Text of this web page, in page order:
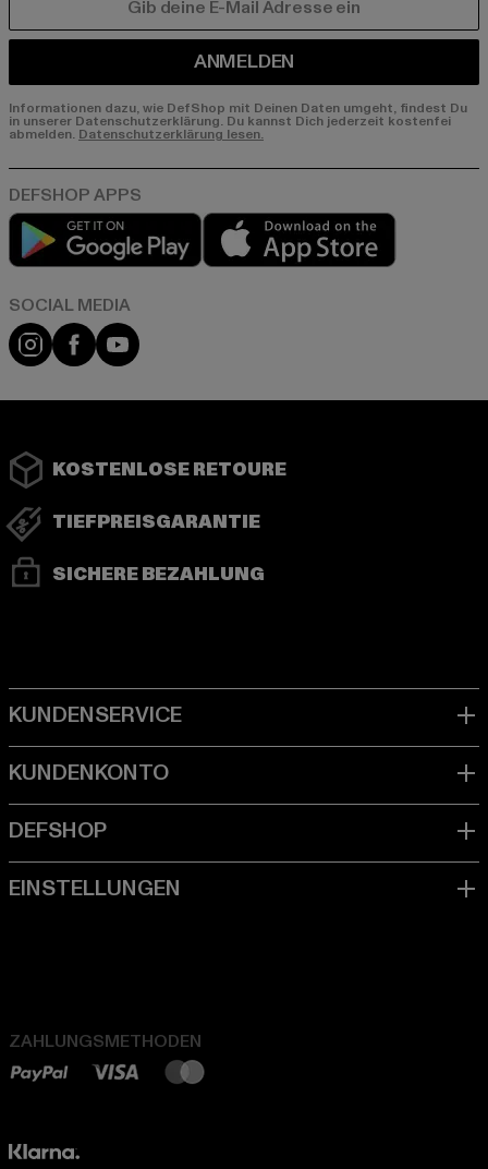
ANMELDEN
Informationen dazu, wie DefShop mit Deinen Daten umgeht, findest Du
in unserer Datenschutzerklärung. Du kannst Dich jederzeit kostenfei
abmelden.Datenschutzerklärung lesen.
Play market
Instagram
FacebookYouTube
KOSTENLOSE RETOURE
TIEFPREISGARANTIE
SICHERE BEZAHLUNG
ZAHLUNGSMETHODEN